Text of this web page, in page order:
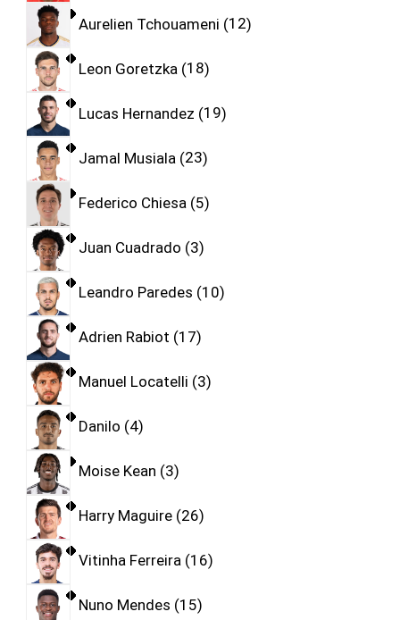
Aurelien Tchouameni 12
Leon Goretzka 18
Lucas Hernandez 19
Jamal Musiala 23
Federico Chiesa 5
Juan Cuadrado 3
Leandro Paredes 10
Adrien Rabiot 17
Manuel Locatelli 3
Danilo 4
Moise Kean 3
Harry Maguire 26
Vitinha Ferreira 16
Nuno Mendes 15